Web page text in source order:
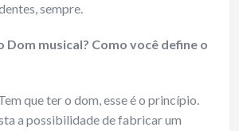
sempre.
Dom musical? Como você define o
que ter o dom, esse é o princípio.
a possibilidade de fabricar um